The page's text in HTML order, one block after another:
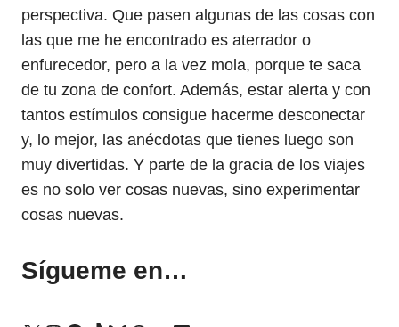
perspectiva. Que pasen algunas de las cosas con
las que me he encontrado es aterrador o
enfurecedor, pero a la vez mola, porque te saca
de tu zona de confort. Además, estar alerta y con
tantos estímulos consigue hacerme desconectar
y, lo mejor, las anécdotas que tienes luego son
muy divertidas. Y parte de la gracia de los viajes
es no solo ver cosas nuevas, sino experimentar
cosas nuevas.
Sígueme en…